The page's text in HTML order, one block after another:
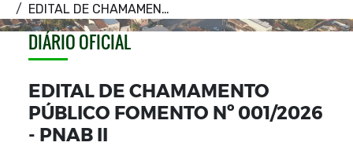
EDITAL DE CHAMAMENTO PÚBLICO FOMENTO Nº 001/2026 - PNAB II
DIÁRIO OFICIAL
EDITAL DE CHAMAMENTO
PÚBLICO FOMENTO Nº 001/2026
- PNAB II